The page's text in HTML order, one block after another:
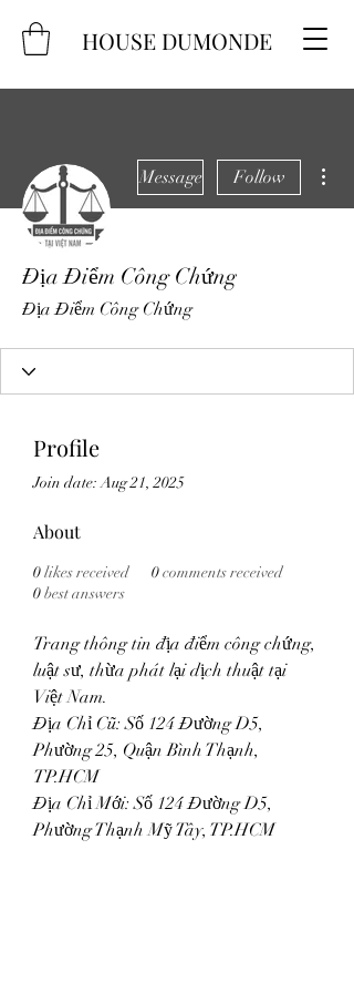
HOUSE DUMONDE
Message Follow
Địa Điểm Công Chứng
Địa Điểm Công Chứng
Profile
Join date: Aug 21, 2025
About
0likes received 0comments received
0best answers
Trang thông tin địa điểm công chứng,
luật sư, thừa phát lại dịch thuật tại
Việt Nam.
Địa Chỉ Cũ: Số 124 Đường D5,
Phường 25, Quận Bình Thạnh,
TP.HCM
Địa Chỉ Mới: Số 124 Đường D5,
Phường Thạnh Mỹ Tây, TP.HCM